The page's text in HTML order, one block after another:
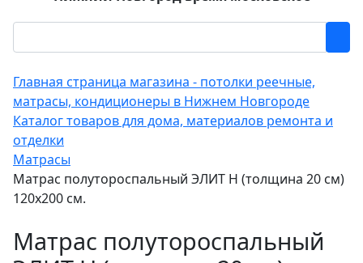
Главная страница магазина - потолки реечные,
матрасы, кондиционеры в Нижнем Новгороде
Каталог товаров для дома, материалов ремонта и
отделки
Матрасы
Матрас полутороспальный ЭЛИТ Н (толщина 20 см)
120х200 см.
Матрас полутороспальный